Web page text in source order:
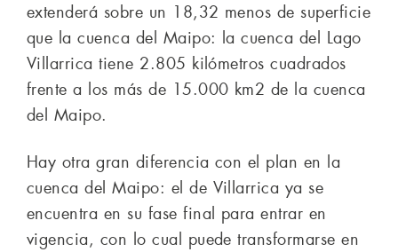
extenderá sobre un 18,32 menos de superficie
que la cuenca del Maipo: la cuenca del Lago
Villarrica tiene 2.805 kilómetros cuadrados
frente a los más de 15.000 km2 de la cuenca
del Maipo.
Hay otra gran diferencia con el plan en la
cuenca del Maipo: el de Villarrica ya se
encuentra en su fase final para entrar en
vigencia, con lo cual puede transformarse en